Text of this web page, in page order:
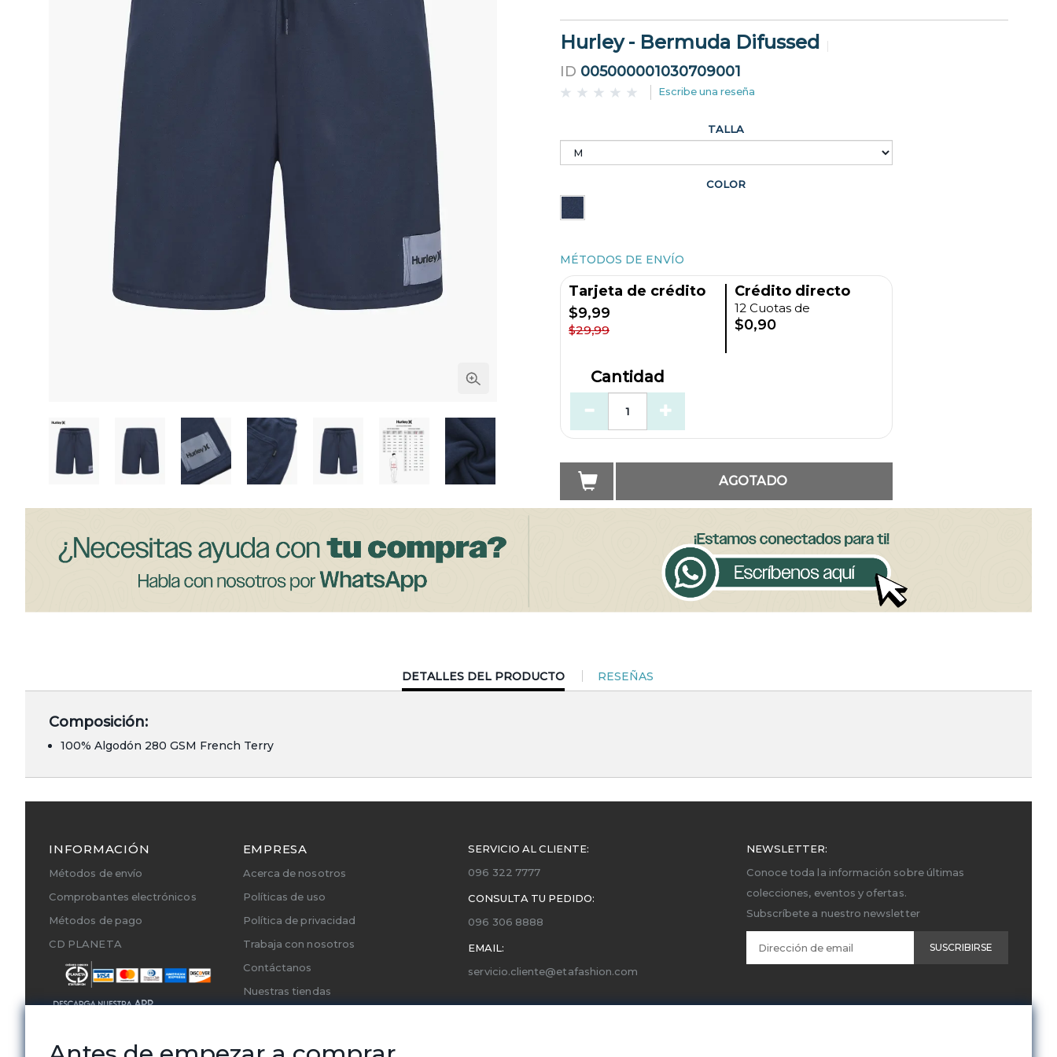
Hurley - Bermuda Difussed
ID 005000001030709001
Escribe una reseña
TALLA
COLOR
MÉTODOS DE ENVÍO
Tarjeta de crédito
$9,99
$29,99
Crédito directo
12 Cuotas de
$0,90
Cantidad
AGOTADO
CURRENT
TAB:
DETALLES DEL PRODUCTO RESEÑAS
Composición:
100% Algodón 280 GSM French Terry
INFORMACIÓN
Métodos de envío
Comprobantes electrónicos
Métodos de pago
CD PLANETA
EMPRESA
Acerca de nosotros
Políticas de uso
Política de privacidad
Trabaja con nosotros
Contáctanos
Nuestras tiendas
SERVICIO AL CLIENTE:
096 322 7777
CONSULTA TU PEDIDO:
096 306 8888
EMAIL:
servicio.cliente@etafashion.com
NEWSLETTER:
Conoce toda la información sobre últimas
colecciones, eventos y ofertas.
Subscríbete a nuestro newsletter
SUSCRIBIRSE